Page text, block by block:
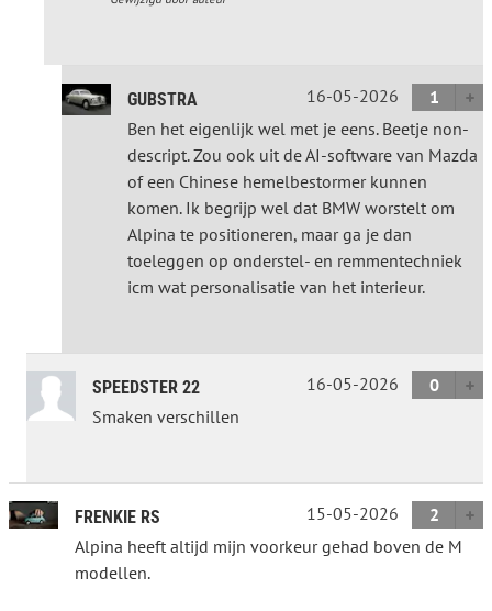
GUBSTRA 16-05-2026
1
Ben het eigenlijk wel met je eens. Beetje non-
descript. Zou ook uit de AI-software van Mazda
of een Chinese hemelbestormer kunnen
komen. Ik begrijp wel dat BMW worstelt om
Alpina te positioneren, maar ga je dan
toeleggen op onderstel- en remmentechniek
icm wat personalisatie van het interieur.
SPEEDSTER 22 16-05-2026
0
Smaken verschillen
FRENKIE RS 15-05-2026
2
Alpina heeft altijd mijn voorkeur gehad boven de M
modellen.